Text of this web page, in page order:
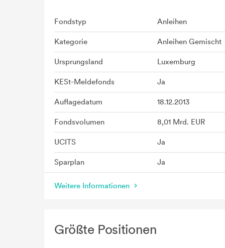
Fondstyp Anleihen
Kategorie Anleihen Gemischt
Ursprungsland Luxemburg
KESt-Meldefonds Ja
Auflagedatum 18.12.2013
Fondsvolumen 8,01 Mrd. EUR
UCITS Ja
Sparplan Ja
Weitere Informationen
Größte Positionen